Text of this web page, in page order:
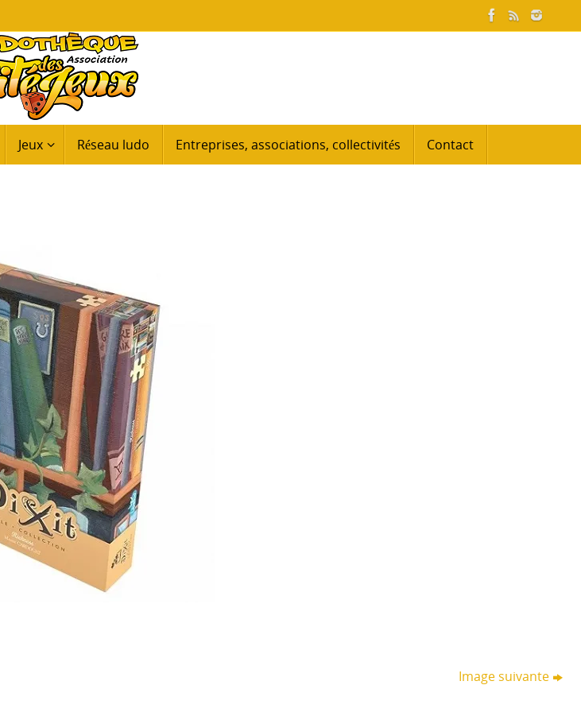
Jeux Réseau ludo Entreprises, associations, collectivités Contact
Image suivante